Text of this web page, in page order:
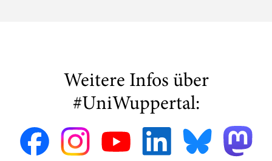
Weitere Infos über
#UniWuppertal: